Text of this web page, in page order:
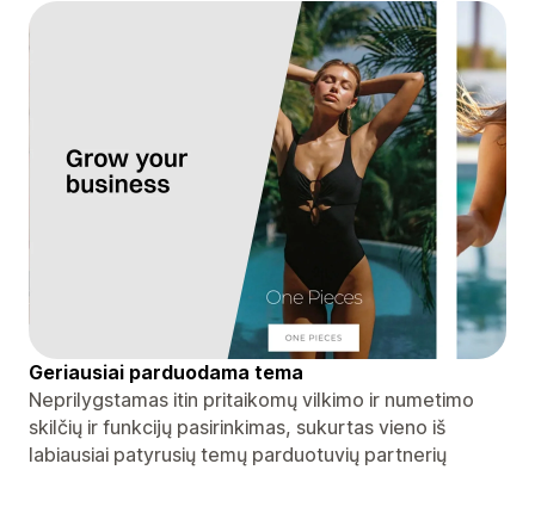
Geriausiai parduodama tema
Neprilygstamas itin pritaikomų vilkimo ir numetimo
skilčių ir funkcijų pasirinkimas, sukurtas vieno iš
labiausiai patyrusių temų parduotuvių partnerių